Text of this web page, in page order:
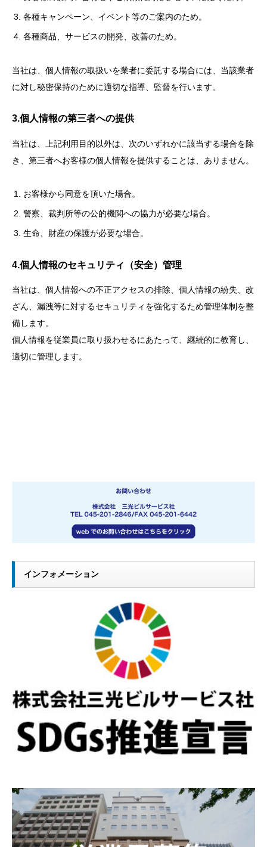
各種キャンペーン、イベント等のご案内のため。
各種商品、サービスの開発、改善のため。
当社は、個人情報の取扱いを業者に委託する場合には、当該業者
に対し秘密保持のために適切な指導、監督を行います。
3.個人情報の第三者への提供
当社は、上記利用目的以外は、次のいずれかに該当する場合を除
き、第三者へお客様の個人情報を提供することは、ありません。
お客様から同意を頂いた場合。
警察、裁判所等の公的機関への協力が必要な場合。
生命、財産の保護が必要な場合。
4.個人情報のセキュリティ（安全）管理
当社は、個人情報への不正アクセスの排除、個人情報の紛失、改
ざん、漏洩等に対するセキュリティを強化するため管理体制を整
備します。
個人情報を従業員に取り扱わせるにあたって、継続的に教育し、
適切に管理します。
インフォメーション